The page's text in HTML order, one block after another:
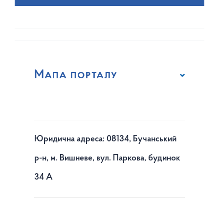
Мапа порталу
Юридична адреса: 08134, Бучанський
р-н, м. Вишневе, вул. Паркова, будинок
34 А